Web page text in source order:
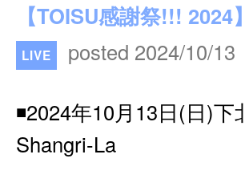
【TOISU感謝祭!!! 2024】
LIVE posted 2024/10/13
◾️2024年10月13日(日)下
Shangri-La